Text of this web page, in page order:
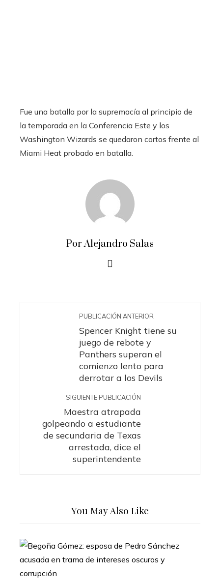
Fue una batalla por la supremacía al principio de
la temporada en la Conferencia Este y los
Washington Wizards se quedaron cortos frente al
Miami Heat probado en batalla.
Por Alejandro Salas
PUBLICACIÓN ANTERIOR
Spencer Knight tiene su
juego de rebote y
Panthers superan el
comienzo lento para
derrotar a los Devils
SIGUIENTE PUBLICACIÓN
Maestra atrapada
golpeando a estudiante
de secundaria de Texas
arrestada, dice el
superintendente
You May Also Like